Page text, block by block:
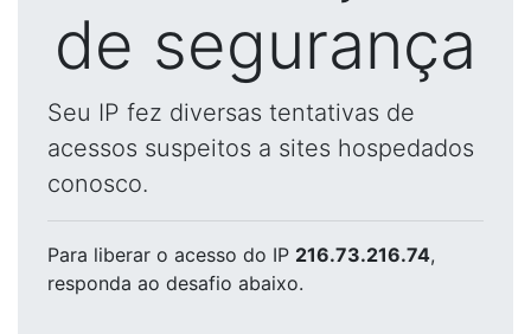
de segurança
Seu IP fez diversas tentativas de
acessos suspeitos a sites hospedados
conosco.
Para liberar o acesso do IP 216.73.216.74,
responda ao desafio abaixo.